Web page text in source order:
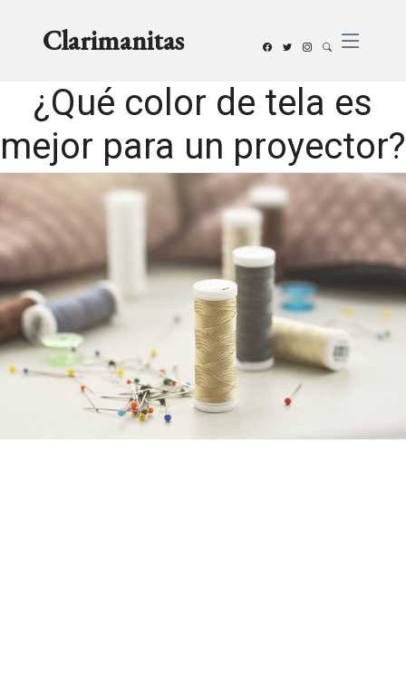
Clarimanitas
¿Qué color de tela es
mejor para un proyector?